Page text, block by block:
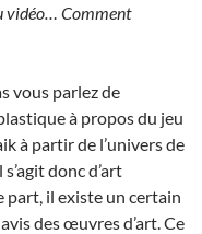
vidéo… Comment
vous parlez de
à propos du jeu
à partir de l’univers de
donc d’art
part, il existe un certain
des œuvres d’art. Ce